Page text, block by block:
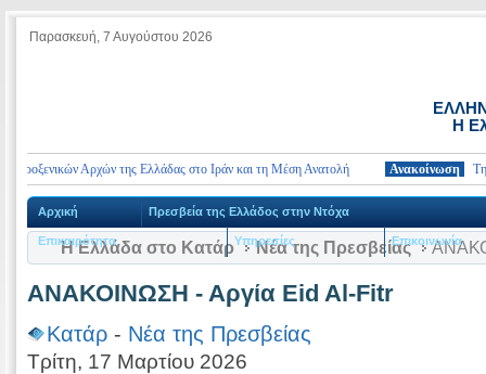
Παρασκευή, 7 Αυγούστου 2026
Η
Αρχών της Ελλάδας στο Ιράν και τη Μέση Ανατολή Ανακοίνωση
Αρχική Πρεσβεία της Ελλάδος στην Ντόχα
Επικαιρότητα Υπηρεσίες Επικοινωνία
Η Ελλάδα στο Κατάρ Νέα της Πρεσβείας
ΑΝΑΚΟΙΝΩΣΗ - Αργία Eid Al-Fitr
Κατάρ - Νέα της Πρεσβείας
Τρίτη, 17 Μαρτίου 2026